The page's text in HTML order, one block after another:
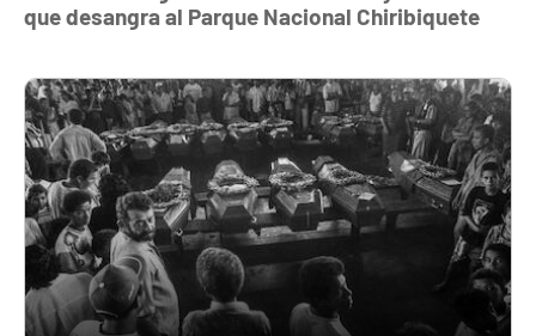
que desangra al Parque Nacional Chiribiquete